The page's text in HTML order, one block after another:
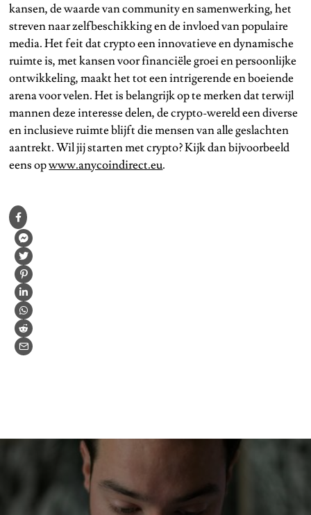
kansen, de waarde van community en samenwerking, het
streven naar zelfbeschikking en de invloed van populaire
media. Het feit dat crypto een innovatieve en dynamische
ruimte is, met kansen voor financiële groei en persoonlijke
ontwikkeling, maakt het tot een intrigerende en boeiende
arena voor velen. Het is belangrijk op te merken dat terwijl
mannen deze interesse delen, de crypto-wereld een diverse
en inclusieve ruimte blijft die mensen van alle geslachten
aantrekt. Wil jij starten met crypto? Kijk dan bijvoorbeeld
eens opwww.anycoindirect.eu.